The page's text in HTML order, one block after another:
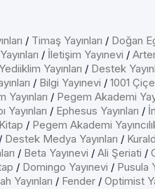
/ Timaş Yayınları / Doğan
/ İletişim Yayınevi /
Yediiklim Yayınları / Destek
/ Bilgi Yayınevi / 1001
Yayınları / Pegem Akademi
Yayınları / Ephesus Yayınları /
/ Pegem Akademi
/ Destek Medya Yayınları /
/ Beta Yayınevi / Ali Şeriati /
/ Domingo Yayınevi / Pusula
Yayınları / Fender / Optimist